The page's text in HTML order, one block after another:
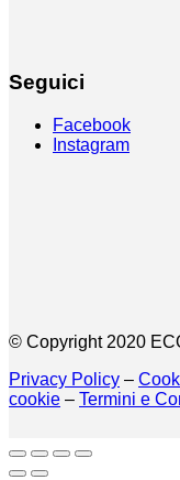
Seguici
Facebook
Instagram
© Copyright 2020
Privacy Policy –
cookie – Termini e